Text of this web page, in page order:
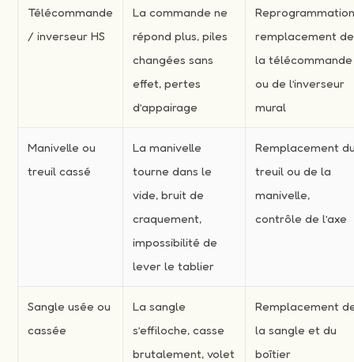
Télécommande
/ inverseur HS
La commande ne
répond plus, piles
changées sans
effet, pertes
d’appairage
remplacement de
la télécommande
ou de l’inverseur
mural
Manivelle ou
treuil cassé
La manivelle
tourne dans le
vide, bruit de
craquement,
impossibilité de
lever le tablier
Remplacement
treuil ou de la
manivelle,
contrôle de l’axe
Sangle usée ou
cassée
La sangle
s’effiloche, casse
brutalement, volet
Remplacement
la sangle et du
boîtier